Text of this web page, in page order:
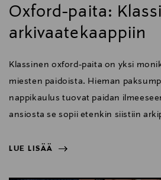
Oxford-paita:
arkivaatekaappiin
Klassinen oxford-paita on yksi
miesten paidoista. Hieman
nappikaulus tuovat paidan
ansiosta se sopii etenkin siistiin
LUE LISÄÄ